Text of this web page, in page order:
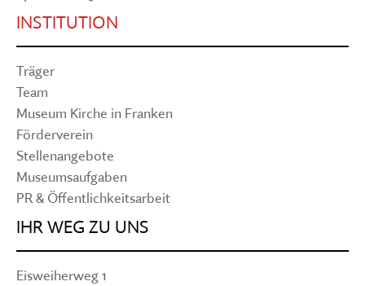
INSTITUTION
Träger
Team
Museum Kirche in Franken
Förderverein
Stellenangebote
Museumsaufgaben
PR & Öffentlichkeitsarbeit
IHR WEG ZU UNS
Eisweiherweg 1